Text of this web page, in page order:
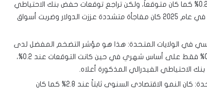
الاقتصادية: تم خفض معدلات الفائدة بنسبة 0.25% كما كان متوقعاً، ولكن تراجع توقعات حفض بنك الاحتياطي
الفيدرالي لمعدلات الفائدة إلى خفضين فقط في عام 2025 كان مفاجأة متشددة عززت الدولار وضربت أسواق
في الولايات المتحدة: هذا هو مؤشر التضخم المفضل لدى
بنك الاحتياطي الفيدرالي، وقد ارتفع بنسبة 0.1% فقط على أساس شهري في حين كانت التوقعات عند 0.2%،
الاحتياطي الفيدرالي المذكورة أعلاه.
الناتج المحلي الإجمالي النهائي للولايات المتحدة: كان النمو الاقتصادي السنوي ثابتاً عند 2.8% كما كان